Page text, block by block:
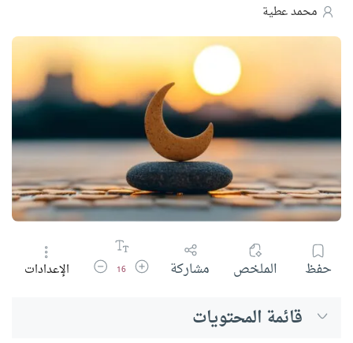
محمد عطية
حفظ الملخص مشاركة زيادة حجم الخط
16 تقليل حجم الخط
الإعدادات
قائمة المحتويات